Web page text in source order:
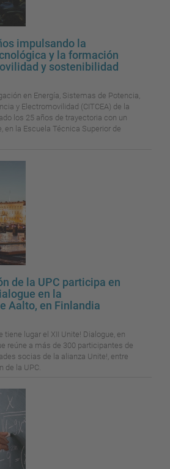
impulsando la
y la formación
y sostenibilidad
en Energía, Sistemas de Potencia,
y Electromovilidad (CITCEA) de la
los 25 años de trayectoria con un
en la Escuela Técnica Superior de
de la UPC participa en
en la
Aalto, en Finlandia
tiene lugar el XII Unite! Dialogue, en
reúne a más de 300 participantes de
socias de la alianza Unite!, entre
de la UPC.